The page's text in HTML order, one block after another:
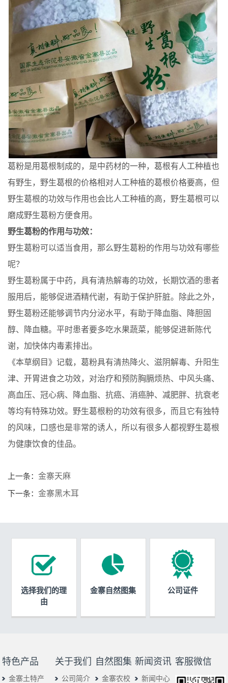
葛粉是用葛根制成的，是中药材的一种，葛根有人工种植也
有野生，野生葛根的价格相对人工种植的葛根价格要高，但
野生葛根的功效与作用也会比人工种植的高，野生葛根可以
磨成野生葛粉方便食用。
野生葛粉的作用与功效：
野生葛粉可以适当食用，那么野生葛粉的作用与功效有哪些
呢？
野生葛粉属于中药，具有清热解毒的功效，长期饮酒的患者
服用后，能够促进酒精代谢，有助于保护肝脏。除此之外，
野生葛粉还能够调节内分泌水平，有助于降血脂、降胆固
醇、降血糖。平时患者要多吃水果蔬菜，能够促进新陈代
谢，加快体内毒素排出。
《本草纲目》记载，葛粉具有清热降火、滋阴解毒、升阳生
津、开胃进食之功效，对治疗和预防胸膈烦热、中风头痛、
高血压、冠心病、降血脂、抗癌、消癌肿、减肥胖、抗衰老
等均有特殊功效。野生葛根粉的功效有很多，而且它有独特
的风味，口感也是非常的诱人，所以有很多人都视野生葛根
为健康饮食的佳品。
上一条： 金寨天麻
下一条： 金寨黑木耳
选择我们的理
由
金寨自然图集 公司证件
特色产品
金寨土特产
关于我们
公司简介
自然图集
金寨农校
新闻资讯
新闻中心
客服微信